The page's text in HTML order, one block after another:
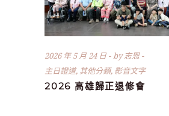
2026 年 5 月 24 日 by志恩
主日證道, 其他分類, 影音文字
2026 高雄歸正退修會